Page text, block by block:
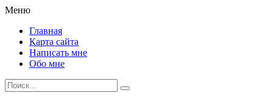
Меню
Главная
Карта сайта
Написать мне
Обо мне